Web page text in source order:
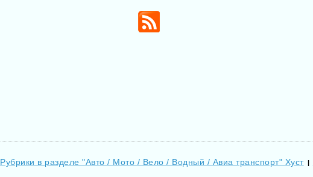
Рубрики в разделе "Авто / Мото / Вело / Водный / Авиа транспорт" Хуст |